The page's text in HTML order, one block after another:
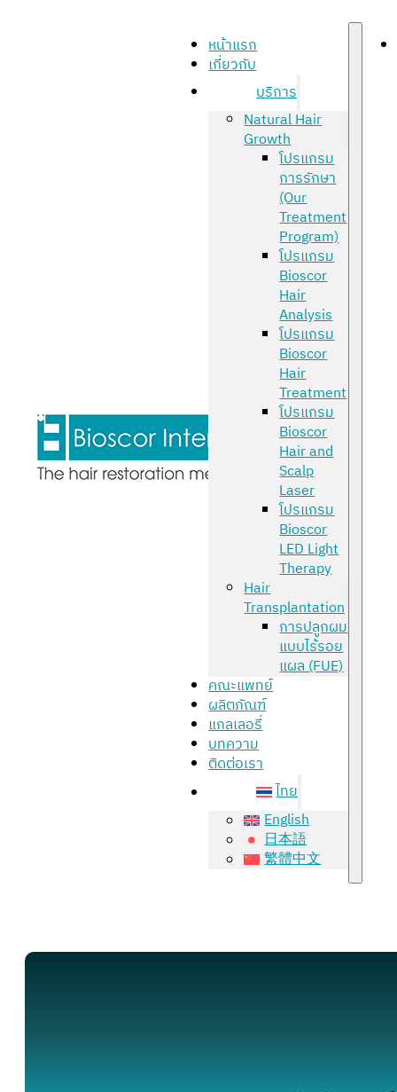
หน้าแรก
เกี่ยวกับ
บริการ
Natural Hair
Growth
โปรแกรม
การรักษา
(Our
Treatment
Program)
โปรแกรม
Bioscor
Hair
Analysis
โปรแกรม
Bioscor
Hair
Treatment
โปรแกรม
Bioscor
Hair and
Scalp
Laser
โปรแกรม
Bioscor
LED Light
Therapy
Hair
Transplantation
การปลูกผม
แบบไร้รอย
แผล (FUE)
คณะแพทย์
ผลิตภัณฑ์
แกลเลอรี่
บทความ
ติดต่อเรา
ไทย
English
日本語
繁體中文